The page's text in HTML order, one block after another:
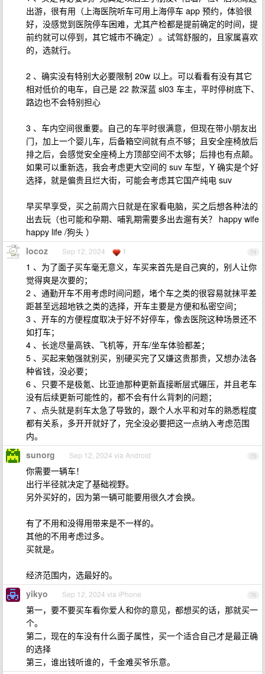
出游，很有用（上海医院听车可用上海停车 app 预约，体验很
好，没感觉到医院停车困难，尤其产检都是提前确定的时间，提
前约就可以停到，其它城市不确定）。试驾舒服的，且家属喜欢
的，选就行。
2 、确实没有特别大必要限制 20w 以上。可以看看有没有其它
相对低价的电车，自己是 22 款深蓝 sl03 车主，平时停树底下、
路边也不会特别担心
3 、车内空间很重要。自己的车平时很满意，但现在带小朋友出
门，加上一个婴儿车，后备箱空间就有点不够；且安全座椅放后
排之后，会感觉安全座椅上方顶部空间不太够；后排也有点颠。
如果可以重新选，我会考虑更大空间的 suv 车型，Y 确实是个好
选择，就是偏贵且烂大街，可能会考虑其它国产纯电 suv
早买早享受，买之前周六日就是在家看电脑，买之后想各种法的
出去玩（也可能和孕期、哺乳期需要多出去遛有关？ happy wife
happy life /狗头 ）
74
locoz Sep 12, 2024 1
1 、为了面子买车毫无意义，车买来首先是自己爽的，别人让你
觉得爽是次要的；
2 、通勤开车不用考虑时间问题，堵个车之类的很容易就抹平差
距甚至远超地铁之类的选择，开车主要是方便和私密空间；
3 、开车的方便程度取决于好不好停车，像去医院这种场景还不
如打车；
4 、长途尽量高铁、飞机等，开车/坐车体验都差；
5 、买起来勉强就别买，别硬买完了又嫌这贵那贵，又想办法各
种省钱，没必要；
6 、只要不是极氪、比亚迪那种更新直接断层式碾压，并且老车
没有后续更新可能性的，都不会有什么背刺的问题；
7 、点头就是刹车太急了导致的，跟个人水平和对车的熟悉程度
都有关系，多开开就好了，完全没必要把这一点纳入考虑范围
内。
75
sunorg Sep 12, 2024 via Android
你需要一辆车！
出行半径就决定了基础视野。
另外买好的，因为第一辆可能要用很久才会换。
有了不用和没得用带来是不一样的。
其他的不用考虑过多。
买就是。
经济范围内，选最好的。
76
yikyo Sep 12, 2024 via iPhone
第一，要不要买车看你爱人和你的意见，都想买的话，那就买一
个。
第二，现在的车没有什么面子属性，买一个适合自己才是最正确
的选择
第三，谁出钱听谁的，千金难买爷乐意。